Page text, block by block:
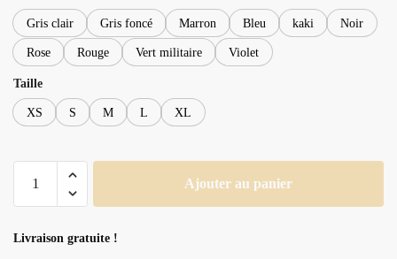
Gris clair Gris foncé Marron Bleu kaki Noir
Rose Rouge Vert militaire Violet
Taille
XS S M L XL
femme
Ajouter au panier
Livraison gratuite !